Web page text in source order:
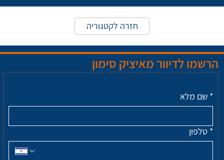
חזרה לקטגוריה
הרשמו לדיוור מאיציק סימון
* שם מלא
* טלפון